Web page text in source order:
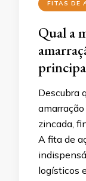
FITAS DE
Qual a
Descubra
zincada,
A fita de
logísticos